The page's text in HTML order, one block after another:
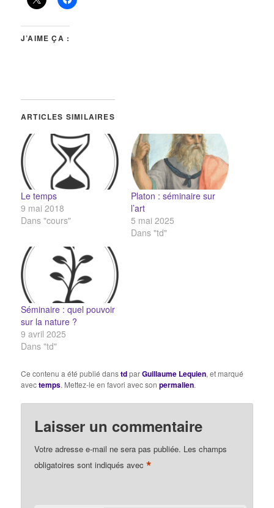
J’AIME ÇA :
ARTICLES SIMILAIRES
Le temps
9 mai 2018
Dans "cours"
Platon : séminaire sur
l’art
5 mai 2025
Dans "td"
Séminaire : quel pouvoir
sur la nature ?
9 avril 2025
Dans "td"
Ce contenu a été publié danstdparGuillaume Lequien, et marqué
avectemps. Mettez-le en favori avec sonpermalien.
Laisser un commentaire
Votre adresse e-mail ne sera pas publiée. Les champs
obligatoires sont indiqués avec*